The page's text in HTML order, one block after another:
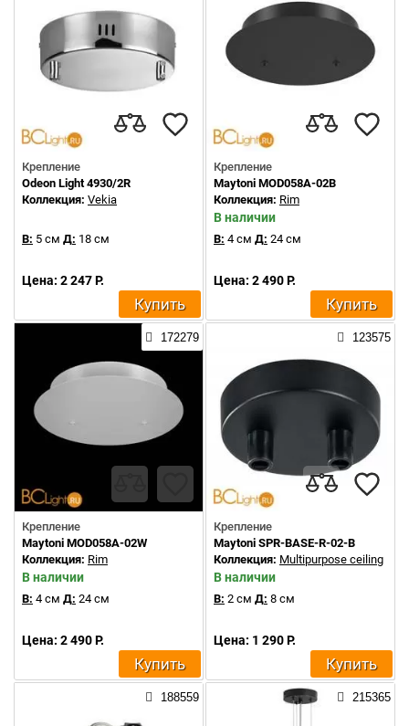
Крепление
Odeon Light 4930/2R
Коллекция: Vekia
В: 5 см Д: 18 см
Цена: 2 247 Р.
Купить
Крепление
Maytoni MOD058A-02B
Коллекция: Rim
В наличии
В: 4 см Д: 24 см
Цена: 2 490 Р.
Купить
172279
Крепление
Maytoni MOD058A-02W
Коллекция: Rim
В наличии
В: 4 см Д: 24 см
Цена: 2 490 Р.
Купить
123575
Крепление
Maytoni SPR-BASE-R-02-B
Коллекция: Multipurpose ceiling
В наличии
В: 2 см Д: 8 см
Цена: 1 290 Р.
Купить
188559 215365